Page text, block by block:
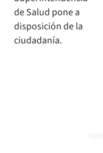
de Salud pone a
disposición de la
ciudadanía.
en Salud